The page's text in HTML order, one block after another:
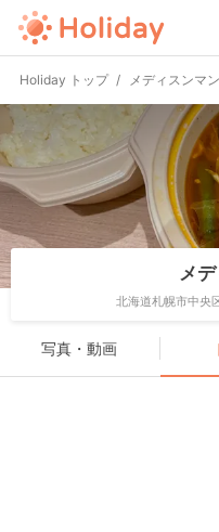
Holiday トップ メディスンマン
メ
北海道札幌市中央
写真・動画